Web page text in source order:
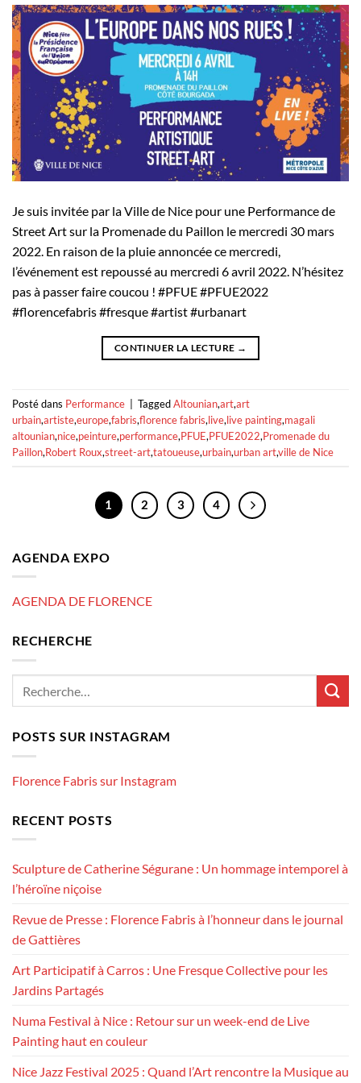
Je suis invitée par la Ville de Nice pour une Performance de
Street Art sur la Promenade du Paillon le mercredi 30 mars
2022. En raison de la pluie annoncée ce mercredi,
l’événement est repoussé au mercredi 6 avril 2022. N’hésitez
pas à passer faire coucou ! #PFUE #PFUE2022
#florencefabris #fresque #artist #urbanart
CONTINUER LA LECTURE →
Posté dans Performance | TaggedAltounian,art,art
urbain,artiste,europe,fabris,florence fabris,live,live painting,magali
altounian,nice,peinture,performance,PFUE,PFUE2022,Promenade du
Paillon,Robert Roux,street-art,tatoueuse,urbain,urban art,ville de Nice
1 2 3 4
AGENDA EXPO
AGENDA DE FLORENCE
RECHERCHE
POSTS SUR INSTAGRAM
Florence Fabris sur Instagram
RECENT POSTS
Sculpture de Catherine Ségurane : Un hommage intemporel à
l’héroïne niçoise
Revue de Presse : Florence Fabris à l’honneur dans le journal
de Gattières
Art Participatif à Carros : Une Fresque Collective pour les
Jardins Partagés
Numa Festival à Nice : Retour sur un week-end de Live
Painting haut en couleur
Nice Jazz Festival 2025 : Quand l’Art rencontre la Musique au